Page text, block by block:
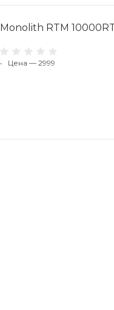
Monolith RTM
• Цена — 2999